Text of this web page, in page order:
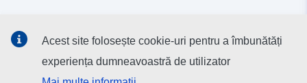
Descoperiți canalele UEpe rețelele sociale
Acest site folosește cookie-uri pentru a îmbunătăți
experiența dumneavoastră de utilizator